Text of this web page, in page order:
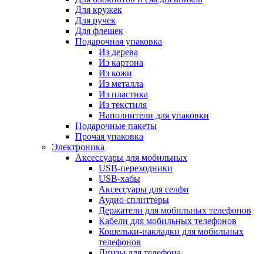
Для кружек
Для ручек
Для флешек
Подарочная упаковка
Из дерева
Из картона
Из кожи
Из металла
Из пластика
Из текстиля
Наполнители для упаковки
Подарочные пакеты
Прочая упаковка
Электроника
Аксессуары для мобильных
USB-переходники
USB-хабы
Аксессуары для селфи
Аудио сплиттеры
Держатели для мобильных телефонов
Кабели для мобильных телефонов
Кошельки-накладки для мобильных
телефонов